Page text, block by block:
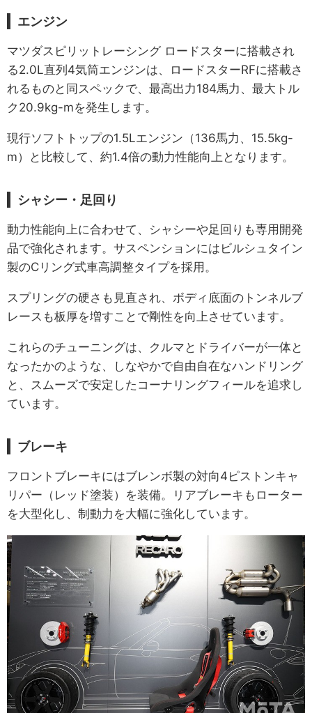
エンジン
マツダスピリットレーシング ロードスターに搭載され
る2.0L直列4気筒エンジンは、ロードスターRFに搭載さ
れるものと同スペックで、最高出力184馬力、最大トル
ク20.9kg-mを発生します。
現行ソフトトップの1.5Lエンジン（136馬力、15.5kg-
m）と比較して、約1.4倍の動力性能向上となります。
シャシー・足回り
動力性能向上に合わせて、シャシーや足回りも専用開発
品で強化されます。サスペンションにはビルシュタイン
製のCリング式車高調整タイプを採用。
スプリングの硬さも見直され、ボディ底面のトンネルブ
レースも板厚を増すことで剛性を向上させています。
これらのチューニングは、クルマとドライバーが一体と
なったかのような、しなやかで自由自在なハンドリング
と、スムーズで安定したコーナリングフィールを追求し
ています。
ブレーキ
フロントブレーキにはブレンボ製の対向4ピストンキャ
リパー（レッド塗装）を装備。リアブレーキもローター
を大型化し、制動力を大幅に強化しています。